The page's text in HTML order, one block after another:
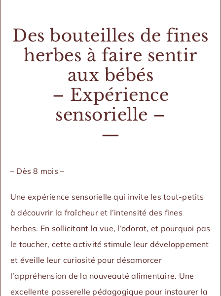
Des bouteilles de fines
herbes à faire sentir
aux bébés
– Expérience
sensorielle –
—
– Dès 8 mois –
Une expérience sensorielle qui invite les tout-petits
à découvrir la fraîcheur et l’intensité des fines
herbes. En sollicitant la vue, l’odorat, et pourquoi pas
le toucher, cette activité stimule leur développement
et éveille leur curiosité pour désamorcer
l’appréhension de la nouveauté alimentaire. Une
excellente passerelle pédagogique pour instaurer la